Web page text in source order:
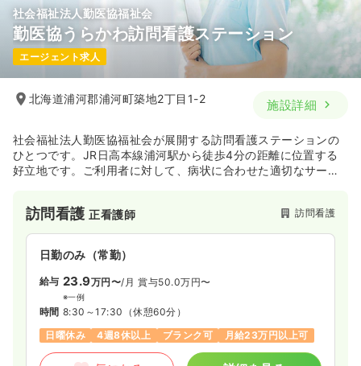
日勤のみ（パート）
給与 お問い合わせください
時間 8:35～17:10
詳細を見る
社会福祉法人勤医協福祉会
勤医協うらかわ訪問看護ステーション
エージェント求人
北海道浦河郡浦河町築地2丁目1-2 施設詳細
社会福祉法人勤医協福祉会が展開する訪問看護ステーションの
ひとつです。JR日高本線浦河駅から徒歩4分の距離に位置する
好立地です。ご利用者に対して、病状に合わせた適切なサービ
スを展開し地域福祉に貢献しています。
訪問看護正看護師 訪問看護
日勤のみ（常勤）
給与 23.9万円〜/月 賞与50.0万円〜
※一例
時間 8:30～17:30 （休憩60分）
日曜休み
4週8休以上 ブランク可 月給23万円以上可